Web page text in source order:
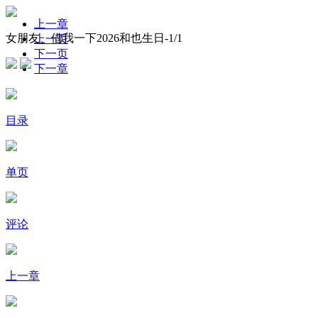
女朋友、借我一下2026和也生日-1/1
上一章
上一页
下一页
下一章
目录
单页
评论
上一章